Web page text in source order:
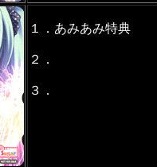
１．あみあみ特典
２．
３．